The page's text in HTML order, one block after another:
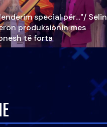
special për…"/ Selin
produksionin mes
të forta